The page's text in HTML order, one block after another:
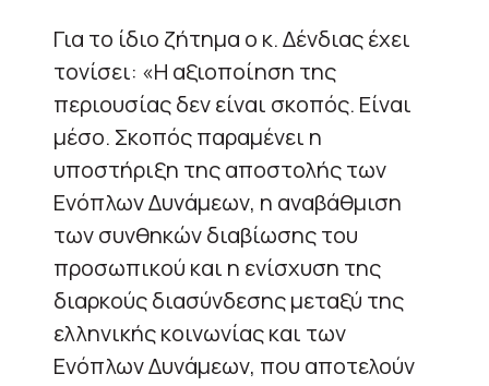
Για το ίδιο ζήτημα ο κ. Δένδιας έχει
τονίσει: «Η αξιοποίηση της
περιουσίας δεν είναι σκοπός. Είναι
μέσο. Σκοπός παραμένει η
υποστήριξη της αποστολής των
Ενόπλων Δυνάμεων, η αναβάθμιση
των συνθηκών διαβίωσης του
προσωπικού και η ενίσχυση της
διαρκούς διασύνδεσης μεταξύ της
ελληνικής κοινωνίας και των
Ενόπλων Δυνάμεων, που αποτελούν